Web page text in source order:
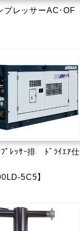
プレッサーAC･OF
ﾟﾚｯｻｰ排 ﾄﾞﾗｲｴｱ仕
5C5】